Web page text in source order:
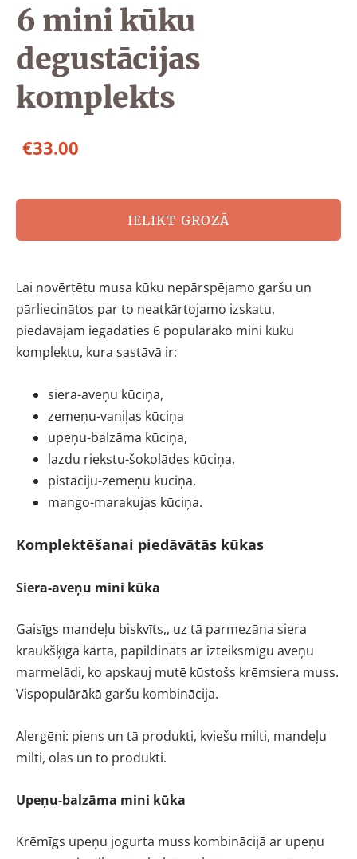
6 mini kūku
degustācijas
komplekts
€33.00
IELIKT GROZĀ
Lai novērtētu musa kūku nepārspējamo garšu un
pārliecinātos par to neatkārtojamo izskatu,
piedāvājam iegādāties 6 populārāko mini kūku
komplektu, kura sastāvā ir:
siera-aveņu kūciņa,
zemeņu-vaniļas kūciņa
upeņu-balzāma kūciņa,
lazdu riekstu-šokolādes kūciņa,
pistāciju-zemeņu kūciņa,
mango-marakujas kūciņa.
Komplektēšanai piedāvātās kūkas
Siera-aveņu mini kūka
Gaisīgs mandeļu biskvīts,, uz tā parmezāna siera
kraukšķīgā kārta, papildināts ar izteiksmīgu aveņu
marmelādi, ko apskauj mutē kūstošs krēmsiera muss.
Vispopulārākā garšu kombinācija.
Alergēni: piens un tā produkti, kviešu milti, mandeļu
milti, olas un to produkti.
Upeņu-balzāma mini kūka
Krēmīgs upeņu jogurta muss kombinācijā ar upeņu